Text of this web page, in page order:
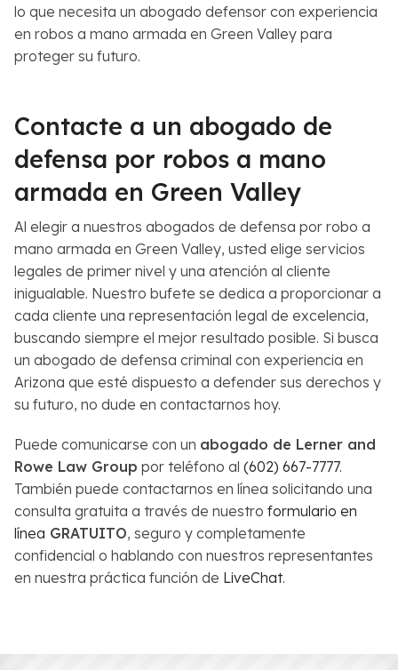
lo que necesita un abogado defensor con experiencia
en robos a mano armada en Green Valley para
proteger su futuro.
Contacte a un abogado de
defensa por robos a mano
armada en Green Valley
Al elegir a nuestros abogados de defensa por robo a
mano armada en Green Valley, usted elige servicios
legales de primer nivel y una atención al cliente
inigualable. Nuestro bufete se dedica a proporcionar a
cada cliente una representación legal de excelencia,
buscando siempre el mejor resultado posible. Si busca
un abogado de defensa criminal con experiencia en
Arizona que esté dispuesto a defender sus derechos y
su futuro, no dude en contactarnos hoy.
Puede comunicarse con un abogado de Lerner and
Rowe Law Group por teléfono al (602) 667-7777.
También puede contactarnos en línea solicitando una
consulta gratuita a través de nuestro formulario en
línea GRATUITO, seguro y completamente
confidencial o hablando con nuestros representantes
en nuestra práctica función de LiveChat.